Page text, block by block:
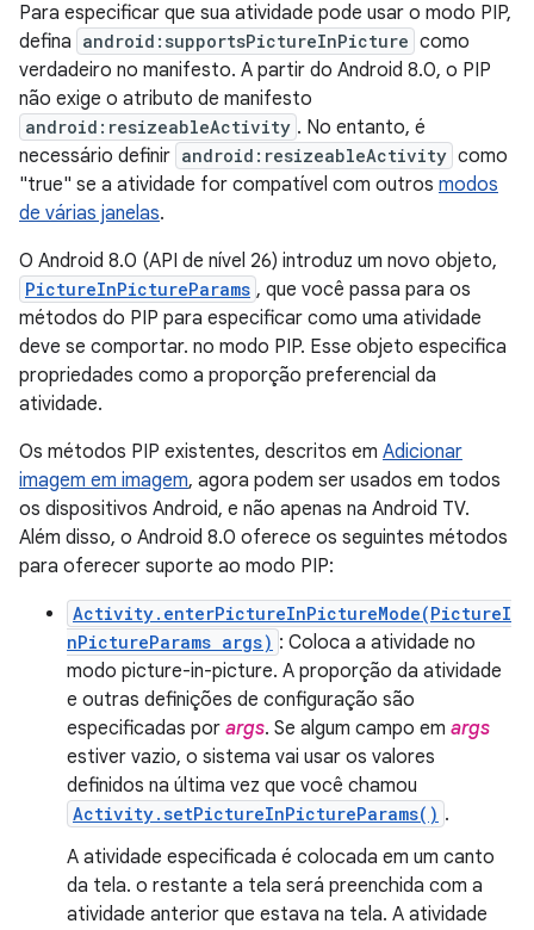
Para especificar que sua atividade pode usar o modo PIP,
defina android:supportsPictureInPicture como
verdadeiro no manifesto. A partir do Android 8.0, o PIP
não exige o atributo de manifesto
android:resizeableActivity . No entanto, é
necessário definir android:resizeableActivity como
"true" se a atividade for compatível com outros modos
de várias janelas.
O Android 8.0 (API de nível 26) introduz um novo objeto,
PictureInPictureParams , que você passa para os
métodos do PIP para especificar como uma atividade
deve se comportar. no modo PIP. Esse objeto especifica
propriedades como a proporção preferencial da
atividade.
Os métodos PIP existentes, descritos em Adicionar
imagem em imagem, agora podem ser usados em todos
os dispositivos Android, e não apenas na Android TV.
Além disso, o Android 8.0 oferece os seguintes métodos
para oferecer suporte ao modo PIP:
Activity.enterPictureInPictureMode(PictureI
nPictureParams args) : Coloca a atividade no
modo picture-in-picture. A proporção da atividade
e outras definições de configuração são
especificadas por args. Se algum campo em args
estiver vazio, o sistema vai usar os valores
definidos na última vez que você chamou
Activity.setPictureInPictureParams() .
A atividade especificada é colocada em um canto
da tela. o restante a tela será preenchida com a
atividade anterior que estava na tela. A atividade